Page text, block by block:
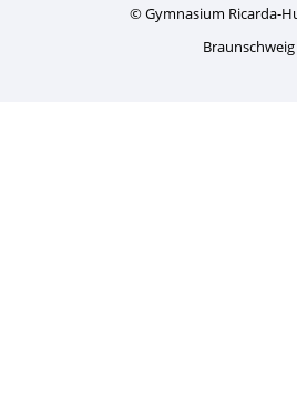
© Gymnasium Ricarda-
Braunschweig